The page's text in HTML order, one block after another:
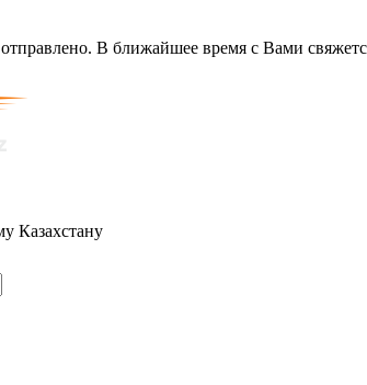
В ближайшее время с Вами
Казахстану